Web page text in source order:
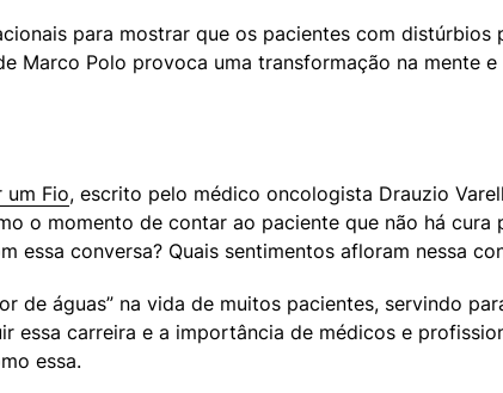
para mostrar que os pacientes com
Marco Polo provoca uma transformação na mente
um Fio, escrito pelo médico oncologista Drauzio
o momento de contar ao paciente que não há cura
conversa? Quais sentimentos afloram nessa
de águas” na vida de muitos pacientes, servindo
essa carreira e a importância de médicos e
essa.